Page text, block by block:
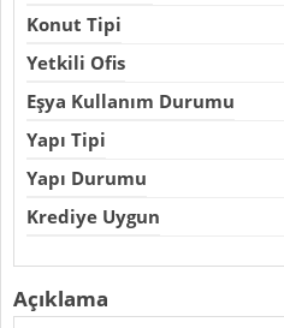
Konut Tipi
Yetkili Ofis
Eşya Kullanım Durumu
Yapı Tipi
Yapı Durumu
Krediye Uygun
Açıklama